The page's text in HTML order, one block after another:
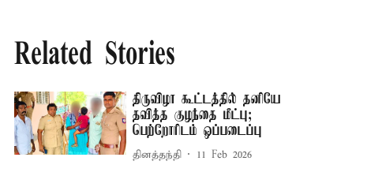
Related Stories
திருவிழா கூட்டத்தில் தனியே
தவித்த குழந்தை மீட்பு;
பெற்றோரிடம் ஒப்படைப்பு
தினத்தந்தி 11 Feb 2026